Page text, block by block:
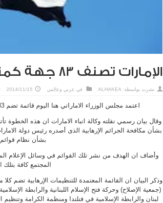
الإمارات تصنف 83 جهة كمنظمة إرهابية
نشرت بواسطة: ALHAKEA في عربي وعالمي 2014/11/15
اعتمد مجلس الوزراء الاماراتي هنا اليوم قائمة تضم 83 جهة تم تصنيفها ضمن التنظيمات ‘الإرهابية’.
بشأن مكافحة الجرائم الإرهابية الذى أصدره رئيس دولة
بشأن نظام قوائم
وأضاف ان الهدف من نشر تلك القوائم في وسائل الإعلام
المجتمع كافة بتلك
وذكر البيان ان القائمة المعتمدة للتنظيمات الإرهابية تضم
(جمعية الإصلاح) وحركة فتح الإسلام اللبنانية والرابطة
لبنان والرابطة الإسلامية في فنلندا ومنظمة الكرامة